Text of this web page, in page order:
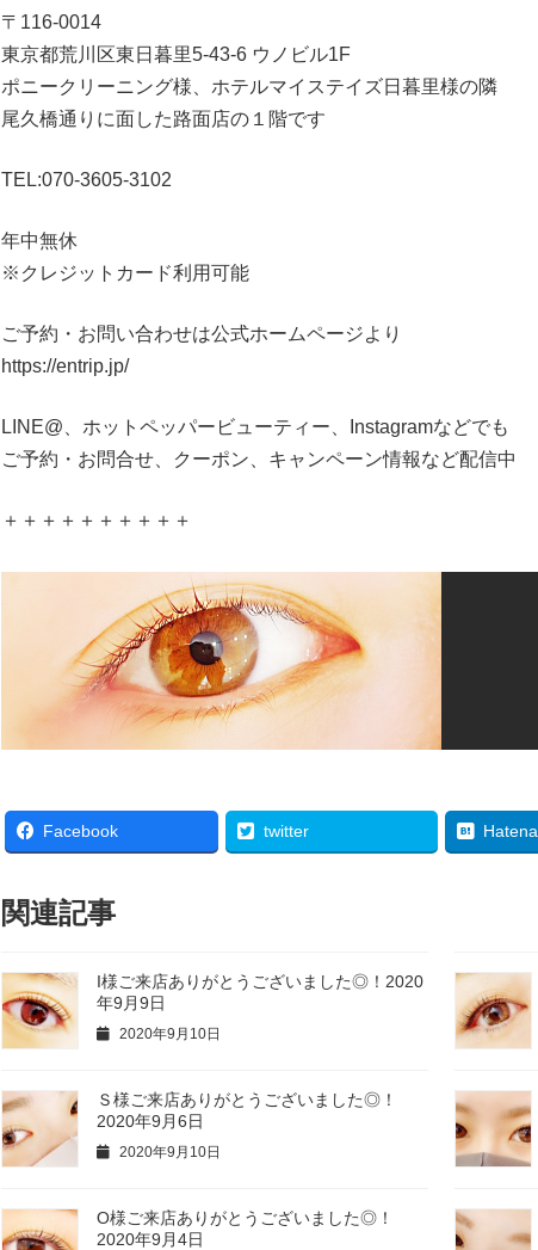
〒116-0014
東京都荒川区東日暮里5-43-6 ウノビル1F
ポニークリーニング様、ホテルマイステイズ日暮里様の隣
尾久橋通りに面した路面店の１階です
TEL:070-3605-3102
年中無休
※クレジットカード利用可能
ご予約・お問い合わせは公式ホームページより
https://entrip.jp/
LINE@、ホットペッパービューティー、Instagramなどでも
ご予約・お問合せ、クーポン、キャンペーン情報など配信中
＋＋＋＋＋＋＋＋＋＋
Facebook twitter Hatena
関連記事
I様ご来店ありがとうございました◎！2020
年9月9日
2020年9月10日
Ｓ様ご来店ありがとうございました◎！
2020年9月6日
2020年9月10日
O様ご来店ありがとうございました◎！
2020年9月4日